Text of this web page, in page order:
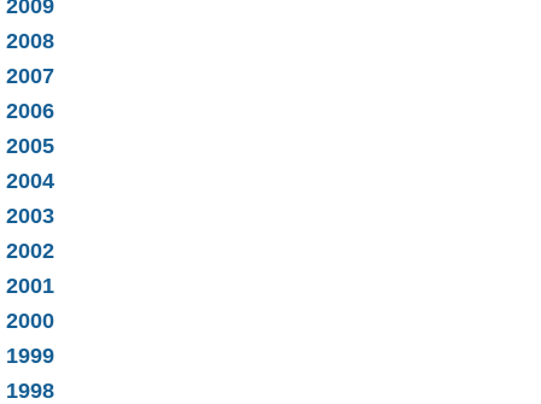
2009
2008
2007
2006
2005
2004
2003
2002
2001
2000
1999
1998